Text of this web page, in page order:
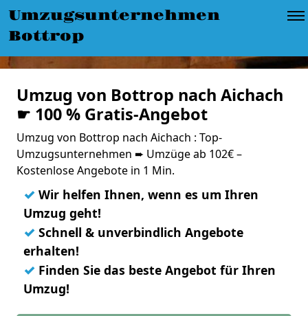
Umzugsunternehmen
Bottrop
Umzug von Bottrop nach Aichach
☛ 100 % Gratis-Angebot
Umzug von Bottrop nach Aichach : Top-
Umzugsunternehmen ➨ Umzüge ab 102€ –
Kostenlose Angebote in 1 Min.
✓ Wir helfen Ihnen, wenn es um Ihren
Umzug geht!
✓ Schnell & unverbindlich Angebote
erhalten!
✓ Finden Sie das beste Angebot für Ihren
Umzug!